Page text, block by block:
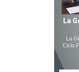
La
La
Ciclo